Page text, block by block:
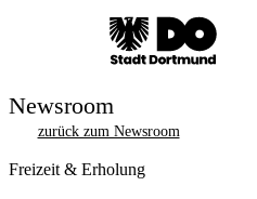
Newsroom
zurück zum Newsroom
Freizeit & Erholung